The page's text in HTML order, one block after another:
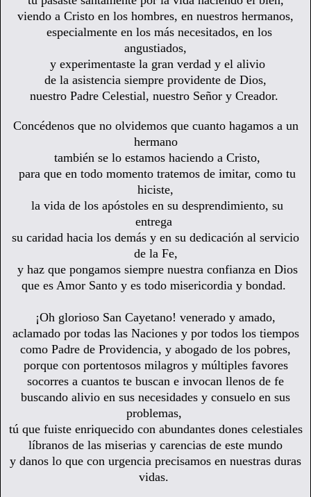
viendo a Cristo en los hombres, en nuestros hermanos,
especialmente en los más necesitados, en los
angustiados,
y experimentaste la gran verdad y el alivio
de la asistencia siempre providente de Dios,
nuestro Padre Celestial, nuestro Señor y Creador.
Concédenos que no olvidemos que cuanto hagamos a un
hermano
también se lo estamos haciendo a Cristo,
para que en todo momento tratemos de imitar, como tu
hiciste,
la vida de los apóstoles en su desprendimiento, su
entrega
su caridad hacia los demás y en su dedicación al servicio
de la Fe,
y haz que pongamos siempre nuestra confianza en Dios
que es Amor Santo y es todo misericordia y bondad.
¡Oh glorioso San Cayetano! venerado y amado,
aclamado por todas las Naciones y por todos los tiempos
como Padre de Providencia, y abogado de los pobres,
porque con portentosos milagros y múltiples favores
socorres a cuantos te buscan e invocan llenos de fe
buscando alivio en sus necesidades y consuelo en sus
problemas,
tú que fuiste enriquecido con abundantes dones celestiales
líbranos de las miserias y carencias de este mundo
y danos lo que con urgencia precisamos en nuestras duras
vidas.